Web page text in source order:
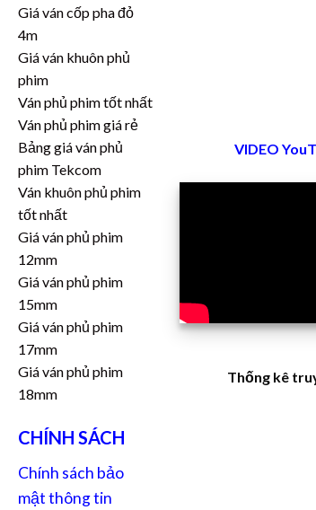
Giá ván cốp pha đỏ
4m
Giá ván khuôn phủ
phim
Ván phủ phim tốt nhất
Ván phủ phim giá rẻ
Bảng giá ván phủ
phim Tekcom
Ván khuôn phủ phim
tốt nhất
Giá ván phủ phim
12mm
Giá ván phủ phim
15mm
Giá ván phủ phim
17mm
Giá ván phủ phim
18mm
CHÍNH SÁCH
Chính sách bảo
mật thông tin
VIDEO
Thống kê